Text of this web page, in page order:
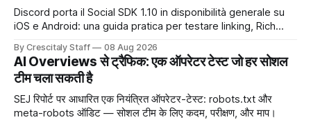
Discord porta il Social SDK 1.10 in disponibilità generale su
iOS e Android: una guida pratica per testare linking, Rich
integrazione tecnica e crescita reale.
By Crescitaly Staff 08 Aug 2026
AI Overviews से ट्रैफिक: एक ऑपरेटर टेस्ट जो हर सोशल
टीम चला सकती है
SEJ रिपोर्ट पर आधारित एक नियंत्रित ऑपरेटर-टेस्ट: robots.txt और
meta-robots ऑडिट — सोशल टीम के लिए कदम, परीक्षण, और माप।